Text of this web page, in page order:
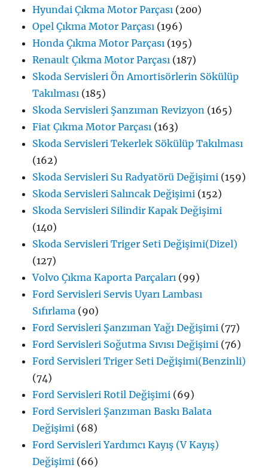
Hyundai Çıkma Motor Parçası (200)
Opel Çıkma Motor Parçası (196)
Honda Çıkma Motor Parçası (195)
Renault Çıkma Motor Parçası (187)
Skoda Servisleri Ön Amortisörlerin Sökülüp
Takılması (185)
Skoda Servisleri Şanzıman Revizyon (165)
Fiat Çıkma Motor Parçası (163)
Skoda Servisleri Tekerlek Sökülüp Takılması
(162)
Skoda Servisleri Su Radyatörü Değişimi (159)
Skoda Servisleri Salıncak Değişimi (152)
Skoda Servisleri Silindir Kapak Değişimi
(140)
Skoda Servisleri Triger Seti Değişimi(Dizel)
(127)
Volvo Çıkma Kaporta Parçaları (99)
Ford Servisleri Servis Uyarı Lambası
Sıfırlama (90)
Ford Servisleri Şanzıman Yağı Değişimi (77)
Ford Servisleri Soğutma Sıvısı Değişimi (76)
Ford Servisleri Triger Seti Değişimi(Benzinli)
(74)
Ford Servisleri Rotil Değişimi (69)
Ford Servisleri Şanzıman Baskı Balata
Değişimi (68)
Ford Servisleri Yardımcı Kayış (V Kayış)
Değişimi (66)